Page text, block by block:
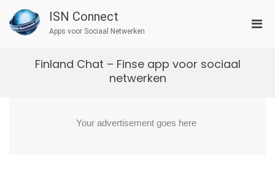
naar
inhoud
ISN Connect
Apps voor Sociaal Netwerken
Finland Chat – Finse app voor sociaal
netwerken